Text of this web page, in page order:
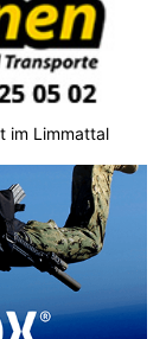
im Limmattal